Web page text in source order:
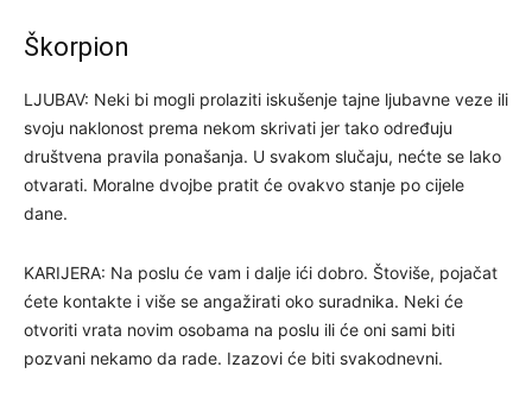
Škorpion
LJUBAV: Neki bi mogli prolaziti iskušenje tajne ljubavne veze ili
svoju naklonost prema nekom skrivati jer tako određuju
društvena pravila ponašanja. U svakom slučaju, nećte se lako
otvarati. Moralne dvojbe pratit će ovakvo stanje po cijele
dane.
KARIJERA: Na poslu će vam i dalje ići dobro. Štoviše, pojačat
ćete kontakte i više se angažirati oko suradnika. Neki će
otvoriti vrata novim osobama na poslu ili će oni sami biti
pozvani nekamo da rade. Izazovi će biti svakodnevni.